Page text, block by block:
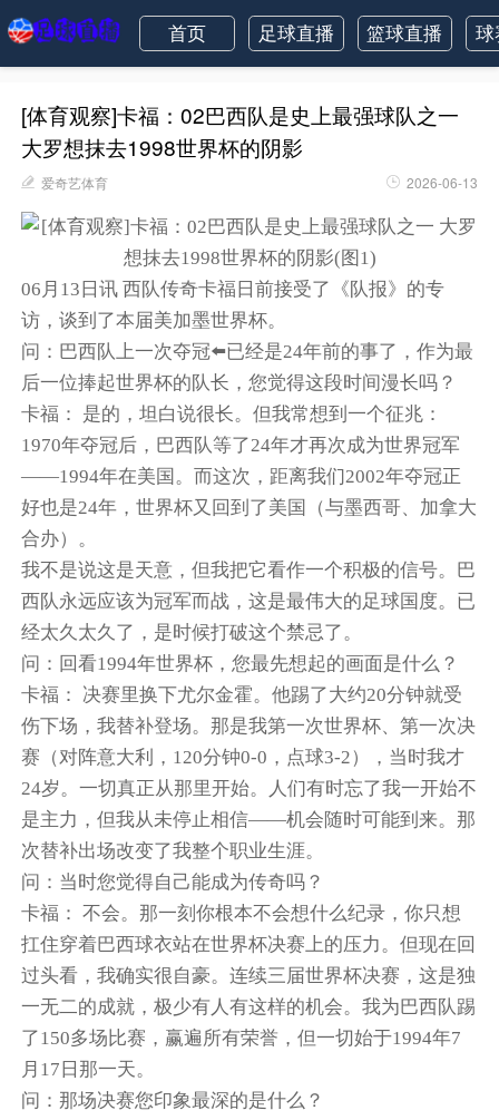
首页 足球直播 篮球直播
[体育观察]卡福：02巴西队是史上最强球队之一
大罗想抹去1998世界杯的阴影
爱奇艺体育 2026-06-13
06月13日讯 西队传奇卡福日前接受了《队报》的专
访，谈到了本届美加墨世界杯。
问：巴西队上一次夺冠⬅️已经是24年前的事了，作为最
后一位捧起世界杯的队长，您觉得这段时间漫长吗？
卡福： 是的，坦白说很长。但我常想到一个征兆：
1970年夺冠后，巴西队等了24年才再次成为世界冠军
——1994年在美国。而这次，距离我们2002年夺冠正
好也是24年，世界杯又回到了美国（与墨西哥、加拿大
合办）。
我不是说这是天意，但我把它看作一个积极的信号。巴
西队永远应该为冠军而战，这是最伟大的足球国度。已
经太久太久了，是时候打破这个禁忌了。
问：回看1994年世界杯，您最先想起的画面是什么？
卡福： 决赛里换下尤尔金霍。他踢了大约20分钟就受
伤下场，我替补登场。那是我第一次世界杯、第一次决
赛（对阵意大利，120分钟0-0，点球3-2），当时我才
24岁。一切真正从那里开始。人们有时忘了我一开始不
是主力，但我从未停止相信——机会随时可能到来。那
次替补出场改变了我整个职业生涯。
问：当时您觉得自己能成为传奇吗？
卡福： 不会。那一刻你根本不会想什么纪录，你只想
扛住穿着巴西球衣站在世界杯决赛上的压力。但现在回
过头看，我确实很自豪。连续三届世界杯决赛，这是独
一无二的成就，极少有人有这样的机会。我为巴西队踢
了150多场比赛，赢遍所有荣誉，但一切始于1994年7
月17日那一天。
问：那场决赛您印象最深的是什么？